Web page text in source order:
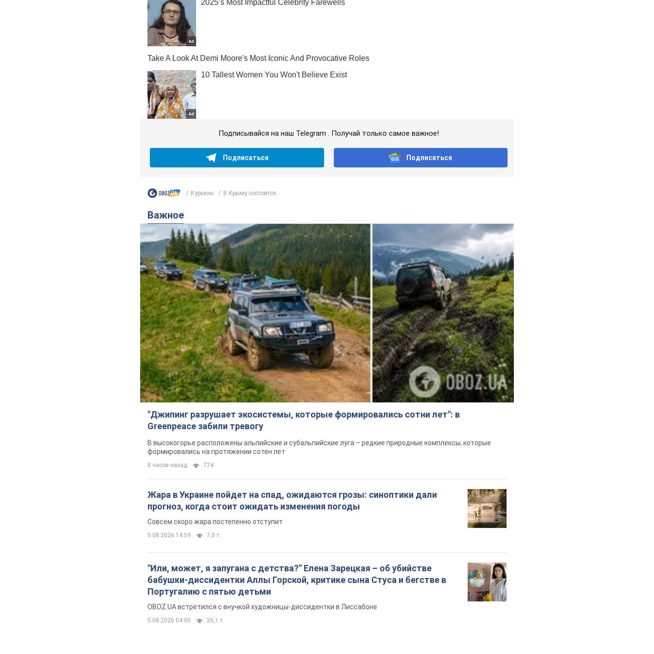
Подписывайся на наш Telegram . Получай только самое важное!
Подписаться Подписаться
Курьезы В Крыму состоится...
Важное
"Джипинг разрушает экосистемы, которые формировались сотни лет": в
Greenpeace забили тревогу
В высокогорье расположены альпийские и субальпийские луга – редкие природные комплексы, которые
формировались на протяжении сотен лет
8 часов назад 774
Жара в Украине пойдет на спад, ожидаются грозы: синоптики дали
прогноз, когда стоит ожидать изменения погоды
Совсем скоро жара постепенно отступит
5.08.2026 14:59 7,0 т.
"Или, может, я запугана с детства?" Елена Зарецкая – об убийстве
бабушки-диссидентки Аллы Горской, критике сына Стуса и бегстве в
Португалию с пятью детьми
OBOZ.UA встретился с внучкой художницы-диссидентки в Лиссабоне
5.08.2026 04:00 26,1 т.